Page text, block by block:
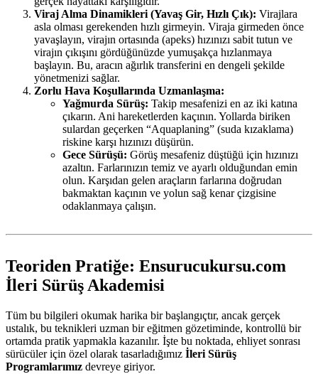
Viraj Alma Dinamikleri (Yavaş Gir, Hızlı Çık): Virajlara
asla olması gerekenden hızlı girmeyin. Viraja girmeden önce
yavaşlayın, virajın ortasında (apeks) hızınızı sabit tutun ve
virajın çıkışını gördüğünüzde yumuşakça hızlanmaya
başlayın. Bu, aracın ağırlık transferini en dengeli şekilde
yönetmenizi sağlar.
Zorlu Hava Koşullarında Uzmanlaşma:
Yağmurda Sürüş: Takip mesafenizi en az iki katına
çıkarın. Ani hareketlerden kaçının. Yollarda biriken
sulardan geçerken “Aquaplaning” (suda kızaklama)
riskine karşı hızınızı düşürün.
Gece Sürüşü: Görüş mesafeniz düştüğü için hızınızı
azaltın. Farlarınızın temiz ve ayarlı olduğundan emin
olun. Karşıdan gelen araçların farlarına doğrudan
bakmaktan kaçının ve yolun sağ kenar çizgisine
odaklanmaya çalışın.
Teoriden Pratiğe: Ensurucukursu.com
İleri Sürüş Akademisi
Tüm bu bilgileri okumak harika bir başlangıçtır, ancak gerçek
ustalık, bu teknikleri uzman bir eğitmen gözetiminde, kontrollü bir
ortamda pratik yapmakla kazanılır. İşte bu noktada, ehliyet sonrası
sürücüler için özel olarak tasarladığımız İleri Sürüş
Programlarımız devreye giriyor.